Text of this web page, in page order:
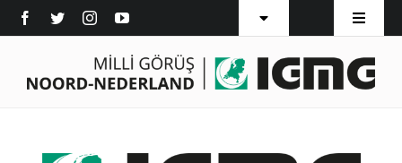
naar
Toggle
Navigation
Vestigingen
Pers
Toggle
Afdelingen